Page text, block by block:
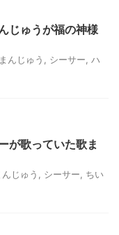
じゅうが福の神様
んじゅう シーサー ハ
が歌っていた歌ま
んじゅう シーサー
ちい